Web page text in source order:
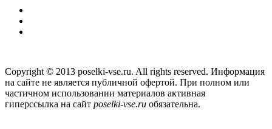
Copyright © 2013 poselki-vse.ru. All rights reserved. Информация
на сайте не является публичной офертой. При полном или
частичном использовании материалов активная
гиперссылка на сайт poselki-vse.ru​ обязательна.